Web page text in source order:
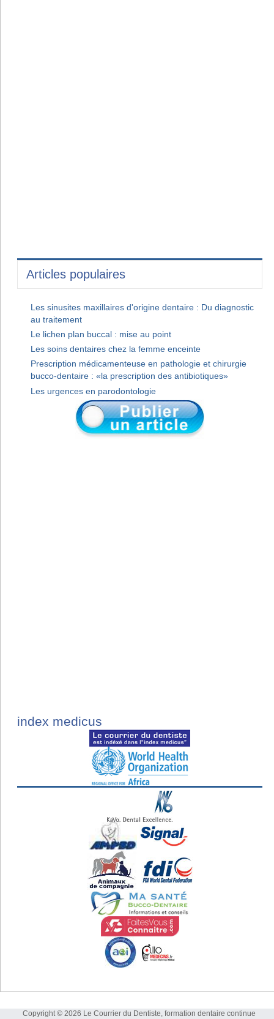
Articles populaires
Les sinusites maxillaires d'origine dentaire : Du diagnostic
au traitement
Le lichen plan buccal : mise au point
Les soins dentaires chez la femme enceinte
Prescription médicamenteuse en pathologie et chirurgie
bucco-dentaire : «la prescription des antibiotiques»
Les urgences en parodontologie
index medicus
Copyright © 2026 Le Courrier du Dentiste, formation dentaire continue